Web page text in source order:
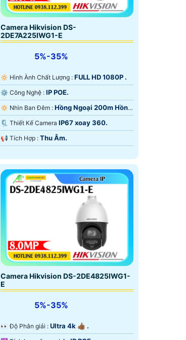
Camera Hikvision DS-
2DE7A225IWG1-E
5%-35%
🔅 Hình Ành Chất Lượng : FULL HD 1080P .
⚙ Công Nghệ : IP POE.
🔅 Nhìn Ban Đêm : Hồng Ngoại 200m Hồng
Ngoại Smart IR.
🗜️ Thiết Kế Camera IP67 xoay 360.
️📢 Tích Hợp : Thu Âm.
Camera Hikvision DS-2DE4825IWG1-
E
5%-35%
️👀 Độ Phân giải : Ultra 4k 👍🏾 .